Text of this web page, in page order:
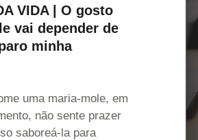
VIDA | O gosto
vai depender de
minha
uma maria-mole, em
não sente prazer
saboreá-la para